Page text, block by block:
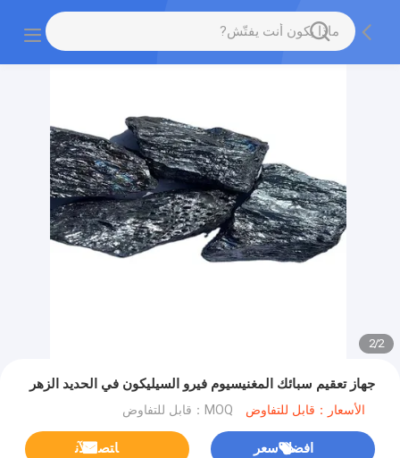
2
/
2
جهاز تعقيم سبائك المغنيسيوم فيرو السيليكون في الحديد الزهر
الأسعار：قابل للتفاوض MOQ：قابل للتفاوض
افضل سعر ﺎﺘﺼﻟ ﺍﻶﻧ